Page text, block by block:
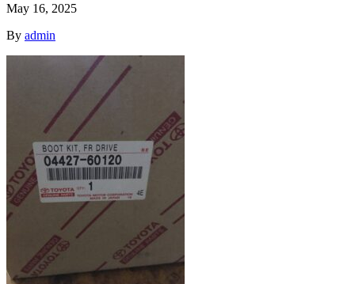
May 16, 2025
By admin